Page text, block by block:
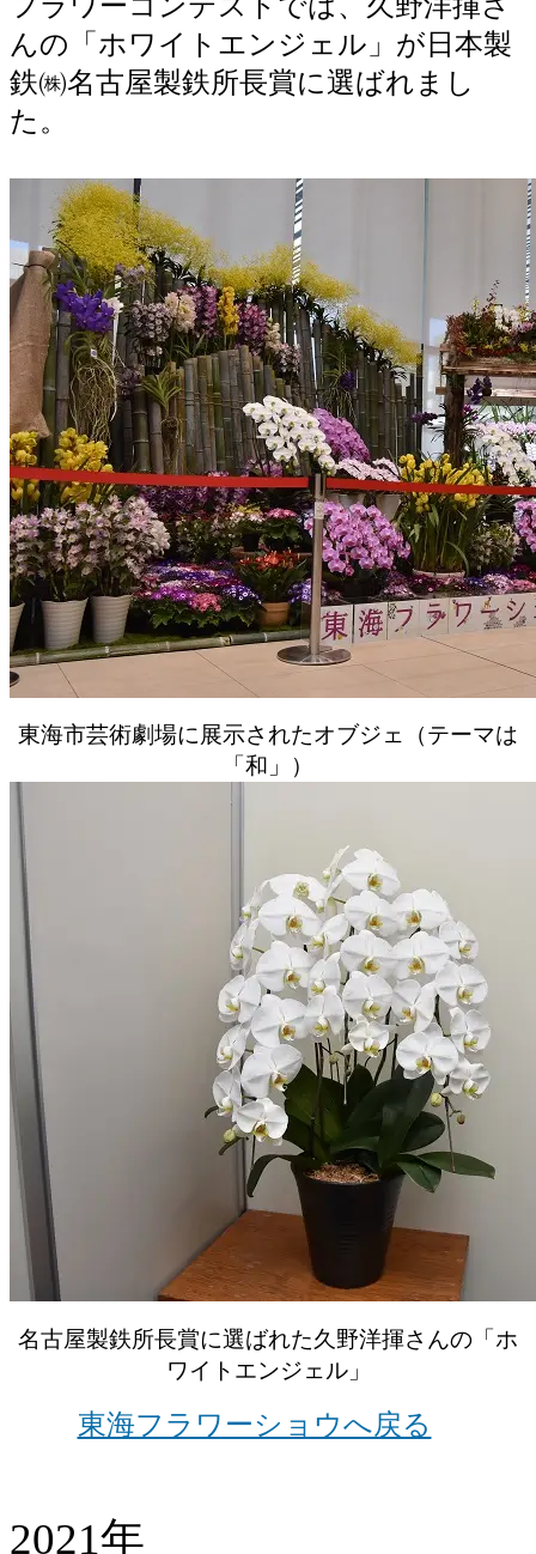
んの「ホワイトエンジェル」が日本製
鉄㈱名古屋製鉄所長賞に選ばれまし
た。
東海市芸術劇場に展示されたオブジェ（テーマは
「和」）
名古屋製鉄所長賞に選ばれた久野洋揮さんの「ホ
ワイトエンジェル」
東海フラワーショウへ戻る
2021年